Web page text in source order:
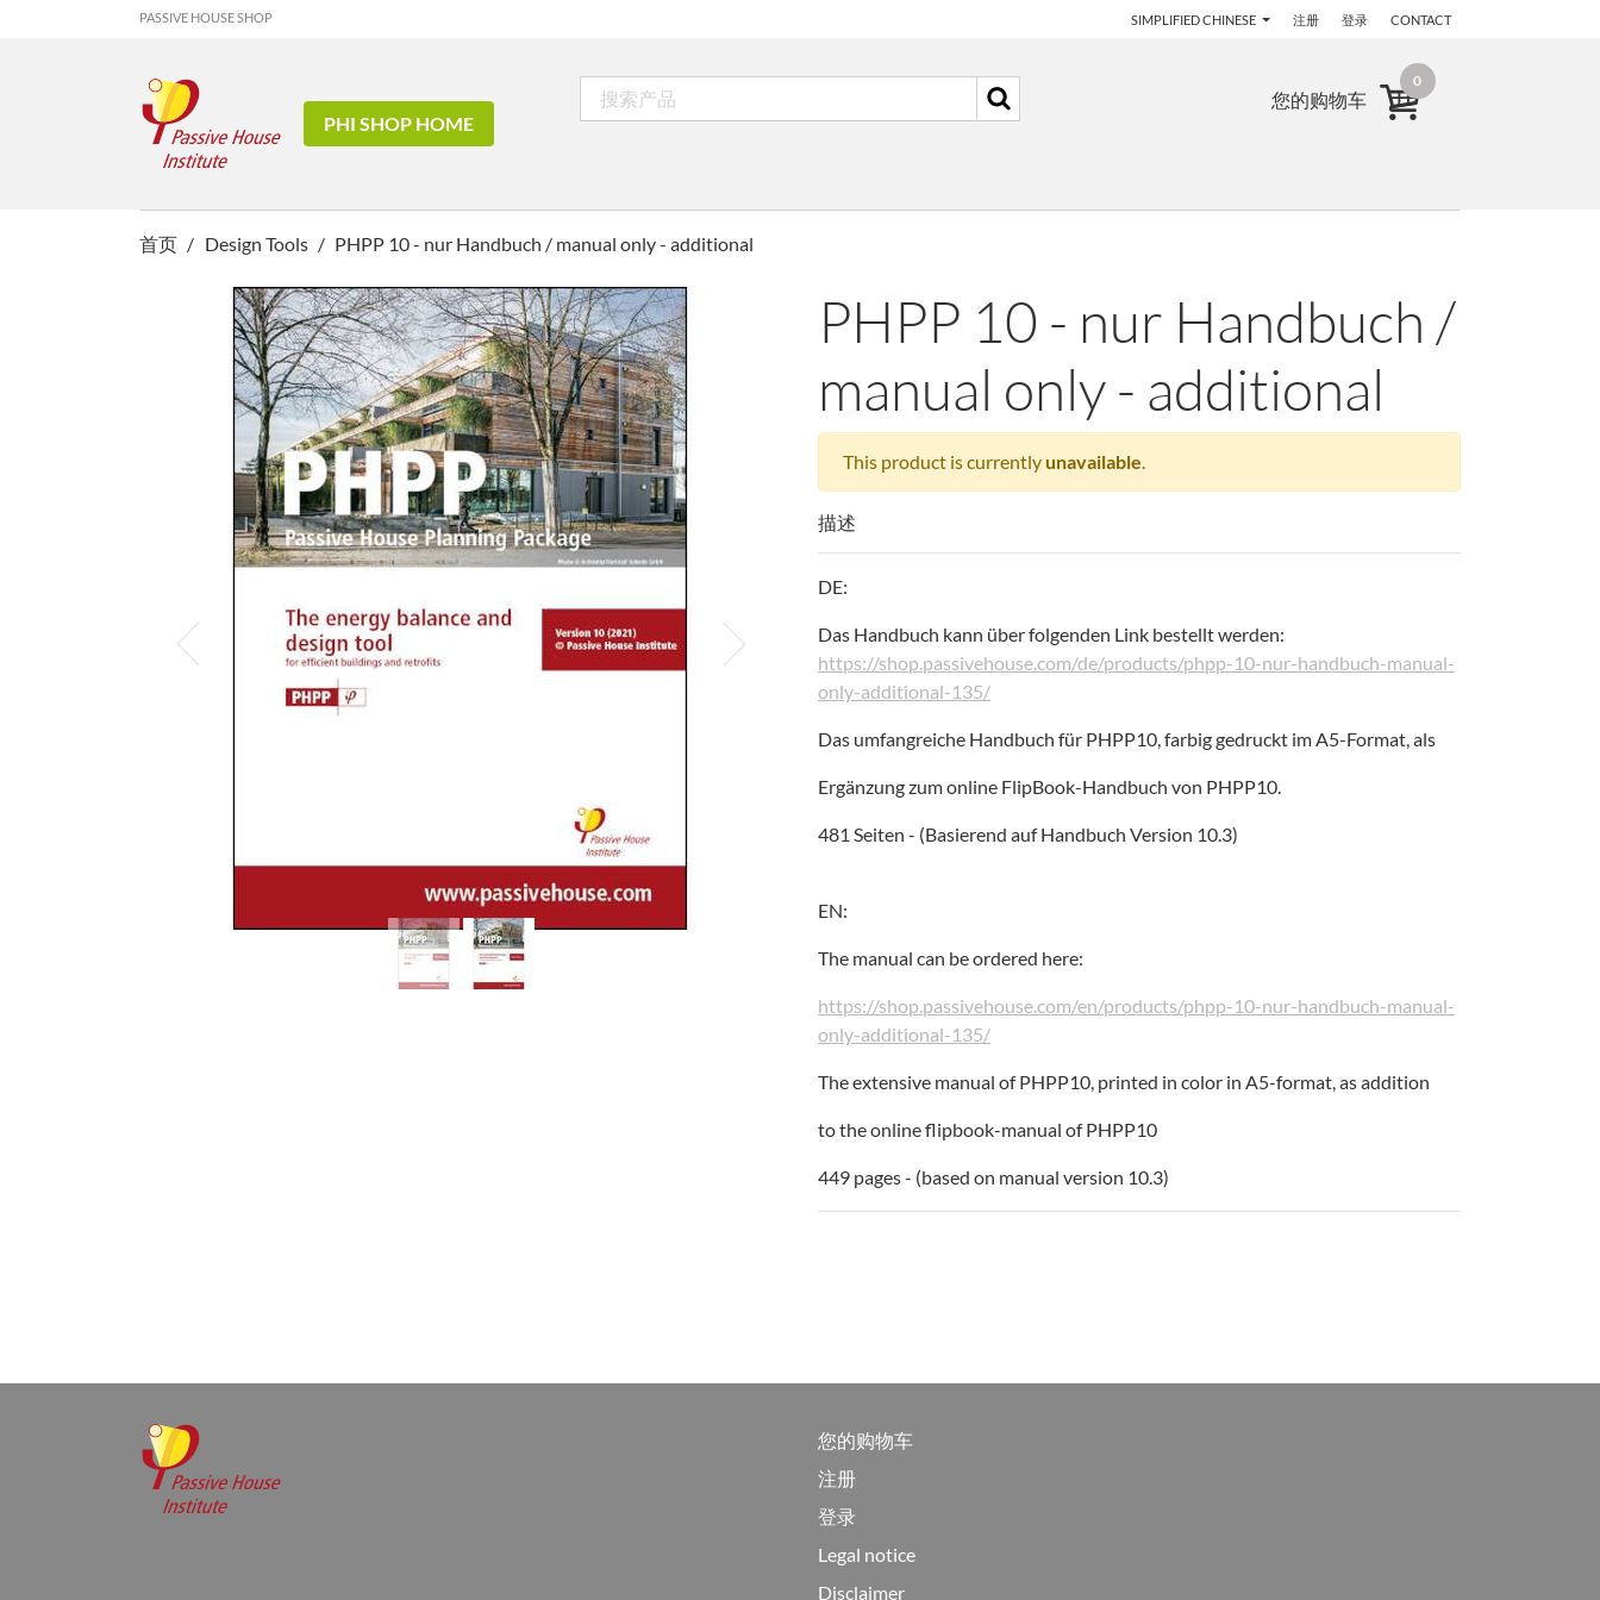
PASSIVE HOUSE SHOP SIMPLIFIED CHINESE 注册 登录 CONTACT
PHI SHOP HOME
您的购物车
0
首页 Design Tools PHPP 10 - nur Handbuch / manual only - additional
PHPP 10 - nur Handbuch /
manual only - additional
This product is currently unavailable.
描述
DE:
Das Handbuch kann über folgenden Link bestellt werden:
https://shop.passivehouse.com/de/products/phpp-10-nur-handbuch-manual-
only-additional-135/
Das umfangreiche Handbuch für PHPP10, farbig gedruckt im A5-Format, als
Ergänzung zum online FlipBook-Handbuch von PHPP10.
481 Seiten - (Basierend auf Handbuch Version 10.3)
EN:
The manual can be ordered here:
https://shop.passivehouse.com/en/products/phpp-10-nur-handbuch-manual-
only-additional-135/
The extensive manual of PHPP10, printed in color in A5-format, as addition
to the online flipbook-manual of PHPP10
449 pages - (based on manual version 10.3)
您的购物车
注册
登录
Legal notice
Disclaimer